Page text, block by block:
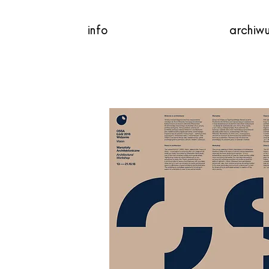
info